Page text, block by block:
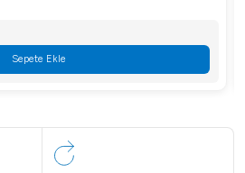
Sepete Ekle